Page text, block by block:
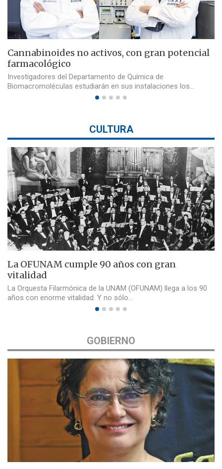
Cannabinoides no activos, con gran potencial
farmacológico
Investigadores del Departamento de Química de
Biomacromoléculas estudiarán en sus instalaciones los…
CULTURA
La OFUNAM cumple 90 años con gran
vitalidad
La Orquesta Filarmónica de la UNAM (OFUNAM) llega a los 90
años con enorme vitalidad. Y no sólo…
GOBIERNO